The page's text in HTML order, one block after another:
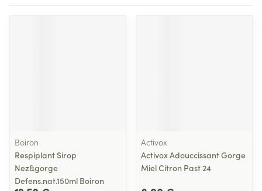
Boiron
Respiplant Sirop
Nez&gorge
Defens.nat.150ml Boiron
Activox
Activox Adouccissant Gorge
Miel Citron Past 24